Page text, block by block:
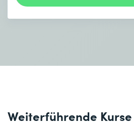
Weiterführende Kurse